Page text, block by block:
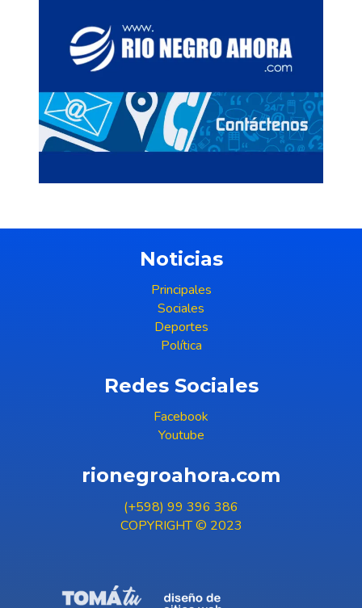
Noticias
Principales
Sociales
Deportes
Política
Redes Sociales
Facebook
Youtube
rionegroahora.com
(+598) 99 396 386
COPYRIGHT © 2023